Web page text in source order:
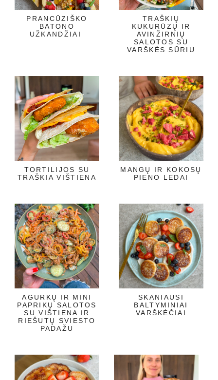
PRANCŪZIŠKO
BATONO
UŽKANDŽIAI
TRAŠKIŲ
KUKURŪZŲ IR
AVINŽIRNIŲ
SALOTOS SU
VARŠKĖS SŪRIU
TORTILIJOS SU
TRAŠKIA VIŠTIENA
MANGŲ IR KOKOSŲ
PIENO LEDAI
AGURKŲ IR MINI
PAPRIKŲ SALOTOS
SU VIŠTIENA IR
RIEŠUTŲ SVIESTO
PADAŽU
SKANIAUSI
BALTYMINIAI
VARŠKĖČIAI